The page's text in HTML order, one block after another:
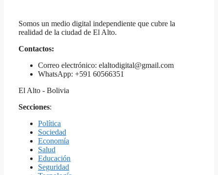
Somos un medio digital independiente que cubre la
realidad de la ciudad de El Alto.
Contactos:
Correo electrónico: elaltodigital@gmail.com
WhatsApp: +591 60566351
El Alto - Bolivia
Secciones:
Política
Sociedad
Economía
Salud
Educación
Seguridad